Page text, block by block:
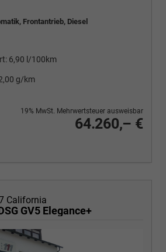
Frontantrieb, Diesel
6,90 l/100km
g/km
64.260,– €
19% MwSt. Mehrwertsteuer ausweisbar
drucken
California
GV5 Elegance+